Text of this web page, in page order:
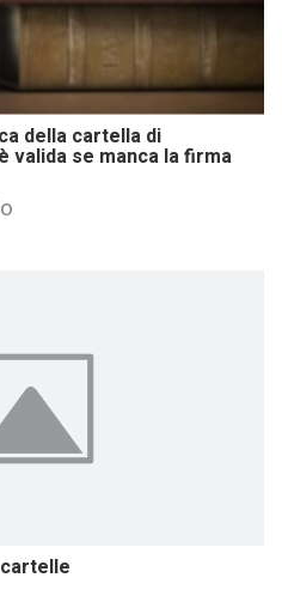
della cartella di
valida se manca la firma